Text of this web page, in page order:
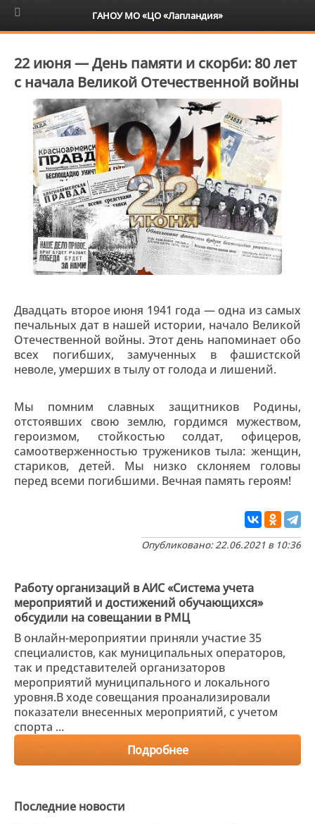
6+
22 июня — День памяти и скорби: 80 лет
с начала Великой Отечественной войны
Двадцать второе июня 1941 года — одна из самых
печальных дат в нашей истории, начало Великой
Отечественной войны. Этот день напоминает обо
всех погибших, замученных в фашистской
неволе, умерших в тылу от голода и лишений.
Мы помним славных защитников Родины,
отстоявших свою землю, гордимся мужеством,
героизмом, стойкостью солдат, офицеров,
самоотверженностью тружеников тыла: женщин,
стариков, детей. Мы низко склоняем головы
перед всеми погибшими. Вечная память героям!
Опубликовано: 22.06.2021 в 10:36
Работу организаций в АИС «Система учета
мероприятий и достижений обучающихся»
обсудили на совещании в РМЦ
В онлайн-мероприятии приняли участие 35
специалистов, как муниципальных операторов,
так и представителей организаторов
мероприятий муниципального и локального
уровня.В ходе совещания проанализировали
показатели внесенных мероприятий, с учетом
спорта ...
Подробнее
Последние новости
ГАНОУ МО «ЦО «Лапландия»